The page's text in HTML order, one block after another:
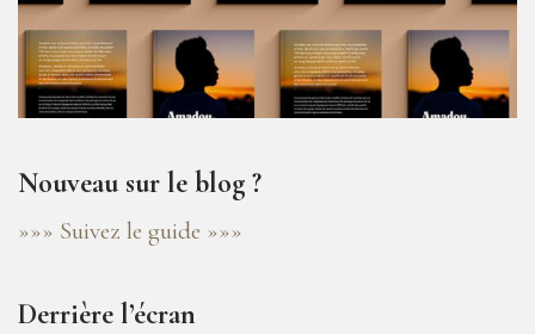
Nouveau sur le blog ?
»»» Suivez le guide »»»
Derrière l’écran